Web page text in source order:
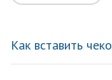
Как вставить